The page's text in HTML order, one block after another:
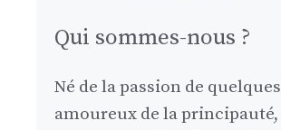
Qui sommes-nous ?
Né de la passion de quelques
amoureux de la principauté,